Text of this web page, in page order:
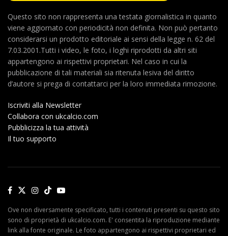
Questo sito non rappresenta una testata giornalistica in quanto
viene aggiornato con periodicità non definita. Non può pertanto
considerarsi un prodotto editoriale ai sensi della legge n. 62 del
7.03.2001.Tutti i video, le foto, i loghi riprodotti da altri siti
appartengono ai rispettivi proprietari. Nel caso in cui la
pubblicazione di tali materiali sia ritenuta lesiva del diritto
d’autore si prega di contattarci per la loro immediata rimozione.
Iscriviti alla Newsletter
Collabora con ukcalcio.com
Pubblicizza la tua attività
Il tuo supporto
Ove non diversamente specificato, tutti i contenuti presenti su questo sito
sono di proprietà di ukcalcio.com. E' consentita la riproduzione mediante
link alla fonte originale. Le foto appartengono ai rispettivi proprietari ed